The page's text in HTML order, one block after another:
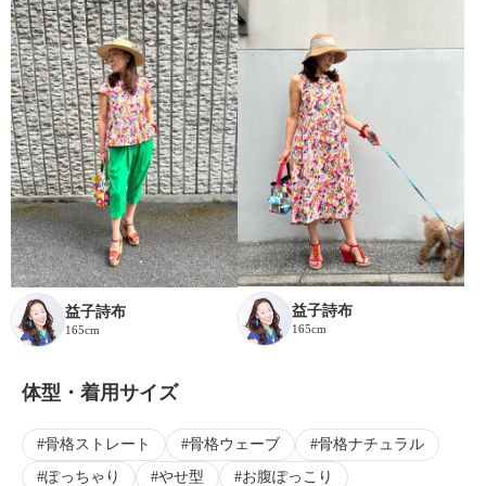
益子詩布
165cm
益子詩布
165cm
体型・着用サイズ
骨格ストレート 骨格ウェーブ
骨格ナチュラル
ぽっちゃり
やせ型
お腹ぽっこり